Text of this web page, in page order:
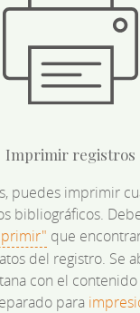
Imprimir registros
puedes imprimir
bibliográficos.
que
del registro. Se
con el
para